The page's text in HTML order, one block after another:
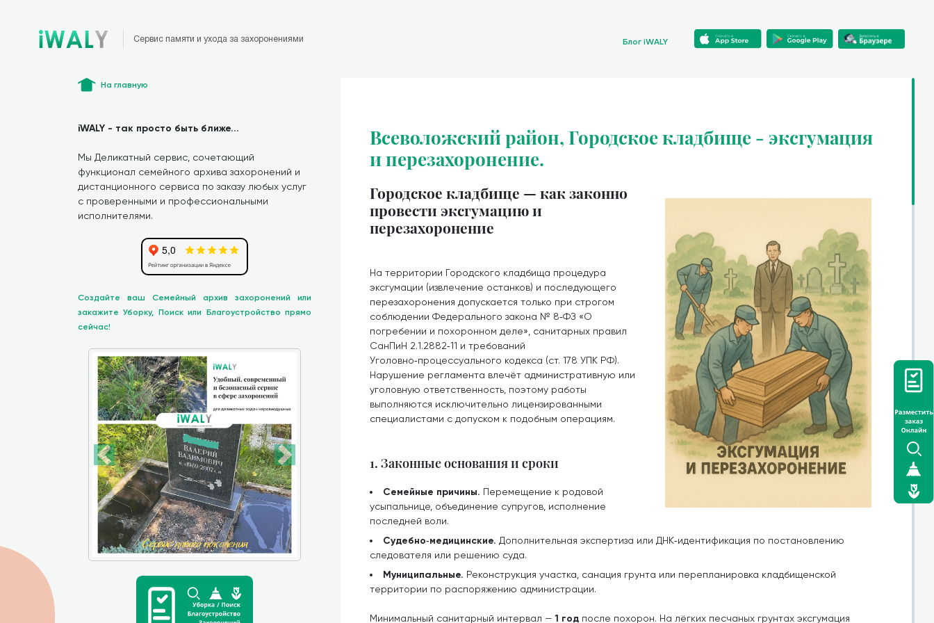
Сервис памяти и ухода за захоронениями Блог iWALY
На главную
iWALY - так просто быть ближе...
Мы Деликатный сервис, сочетающий
функционал семейного архива захоронений и
дистанционного сервиса по заказу любых услуг
с проверенными и профессиональными
исполнителями.
Создайте ваш Семейный архив захоронений или
закажите Уборку, Поиск или Благоустройство прямо
сейчас!
Всеволожский район, Городское кладбище - эксгумация
и перезахоронение.
Городское кладбище — как законно
провести эксгумацию и
перезахоронение
На территории Городского кладбища процедура
эксгумации (извлечение останков) и последующего
перезахоронения допускается только при строгом
соблюдении Федерального закона № 8‑ФЗ «О
погребении и похоронном деле», санитарных правил
СанПиН 2.1.2882‑11 и требований
Уголовно‑процессуального кодекса (ст. 178 УПК РФ).
Нарушение регламента влечёт административную или
уголовную ответственность, поэтому работы
выполняются исключительно лицензированными
специалистами с допуском к подобным операциям.
1. Законные основания и сроки
Семейные причины. Перемещение к родовой
усыпальнице, объединение супругов, исполнение
последней воли.
Судебно‑медицинские. Дополнительная экспертиза или ДНК‑идентификация по постановлению
следователя или решению суда.
Муниципальные. Реконструкция участка, санация грунта или перепланировка кладбищенской
территории по распоряжению администрации.
Минимальный санитарный интервал —1 год после похорон. На лёгких песчаных грунтах эксгумация